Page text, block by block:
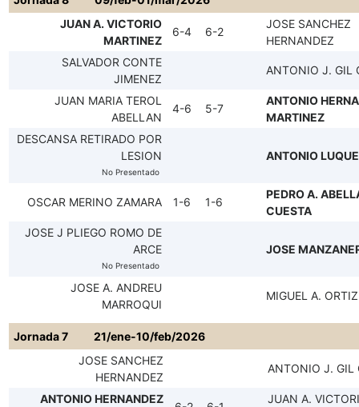
JUAN A. VICTORIO
MARTINEZ
6-4 6-2
JOSE SANCHEZ
HERNANDEZ
SALVADOR CONTE
JIMENEZ
ANTONIO J. GIL
JUAN MARIA TEROL
ABELLAN
4-6 5-7
ANTONIO
MARTINEZ
DESCANSA RETIRADO POR
LESION
No Presentado
ANTONIO
OSCAR MERINO ZAMARA 1-6 1-6
PEDRO A.
CUESTA
JOSE J PLIEGO ROMO DE
ARCE
No Presentado
JOSE
JOSE A. ANDREU
MARROQUI
MIGUEL A.
Jornada 7
21/ene-10/feb/2026
JOSE SANCHEZ
HERNANDEZ
ANTONIO J. GIL
ANTONIO HERNANDEZ JUAN A.